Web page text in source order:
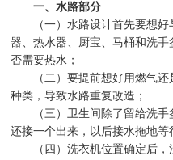
一、水路部分
（一）水路设计首先要想好
器、热水器、厨宝、马桶和洗
否需要热水；
（二）要提前想好用燃气还
种类，导致水路重复改造；
（三）卫生间除了留给洗手
还接一个出来，以后接水拖地等
（四）洗衣机位置确定后，